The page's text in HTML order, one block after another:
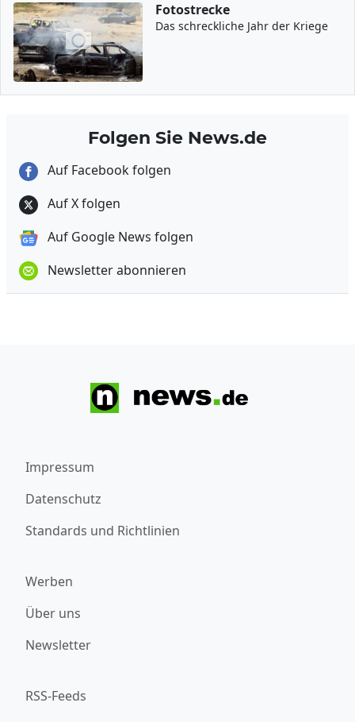
Fotostrecke
Das schreckliche Jahr der Kriege
Folgen Sie News.de
Auf Facebook folgen
Auf X folgen
Auf Google News folgen
Newsletter abonnieren
Impressum
Datenschutz
Standards und Richtlinien
Werben
Über uns
Newsletter
RSS-Feeds